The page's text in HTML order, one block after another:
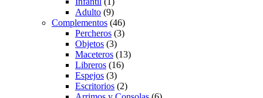
Adulto (9)
Complementos (46)
Percheros (3)
Objetos (3)
Maceteros (13)
Libreros (16)
Espejos (3)
Escritorios (2)